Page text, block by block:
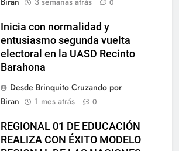
0
Inicia con normalidad y
entusiasmo segunda vuelta
electoral en la UASD Recinto
Barahona
Desde Brinquito Cruzando por
Biran
1 mes atrás 0
REGIONAL 01 DE EDUCACIÓN
REALIZA CON ÉXITO MODELO